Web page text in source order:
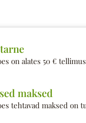
on alates 50 €
maksed
tehtavad maksed on